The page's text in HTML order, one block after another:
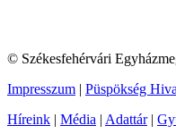
© Székesfehérvári
Impresszum | Püspökség
Híreink | Média | Adattár|